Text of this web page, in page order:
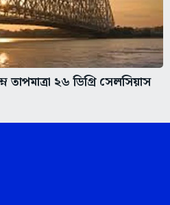
২৬ ডিগ্রি সেলসিয়াস